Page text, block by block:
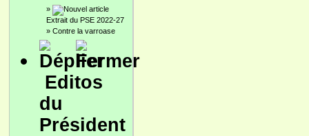
»
Extrait du PSE 2022-27
» Contre la varroase
Editos
du
Président